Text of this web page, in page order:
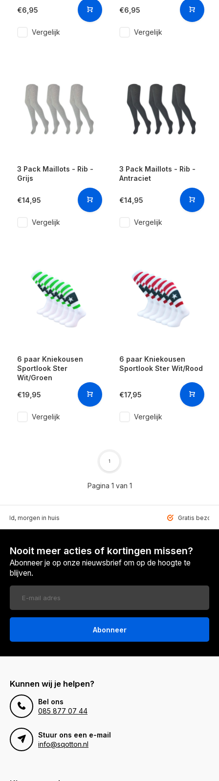
€6,95
Vergelijk
€6,95
Vergelijk
3 Pack Maillots - Rib -
Grijs
€14,95
Vergelijk
3 Pack Maillots - Rib -
Antraciet
€14,95
Vergelijk
6 paar Kniekousen
Sportlook Ster
Wit/Groen
€19,95
Vergelijk
6 paar Kniekousen
Sportlook Ster Wit/Rood
€17,95
Vergelijk
Pagina 1 van 1
1
morgen in huis Gratis
Nooit meer acties of kortingen missen?
Abonneer je op onze nieuwsbrief om op de hoogte te
blijven.
Abonneer
Kunnen wij je helpen?
Bel ons
085 877 07 44
Stuur ons een e-mail
info@sqotton.nl